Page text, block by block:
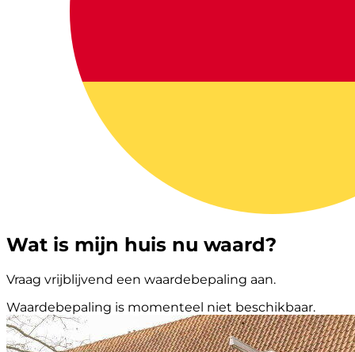
Wat is mijn huis nu waard?
Vraag vrijblijvend een waardebepaling aan.
Waardebepaling is momenteel niet beschikbaar.